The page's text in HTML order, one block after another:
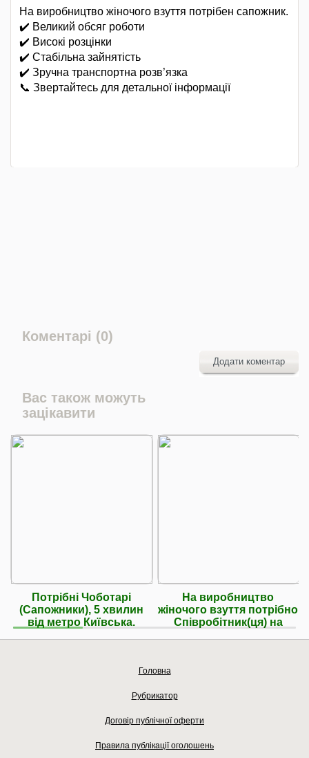
На виробництво жіночого взуття потрібен сапожник.
✔️ Великий обсяг роботи
✔️ Високі розцінки
✔️ Стабільна зайнятість
✔️ Зручна транспортна розв’язка
📞 Звертайтесь для детальної інформації
Коментарі (0)
Додати коментар
Вас також можуть
зацікавити
Потрібні Чоботарі
(Сапожники), 5 хвилин
від метро Київська.
На виробництво
жіночого взуття потрібно
Співробітник(ця) на
Головна
Рубрикатор
Договір публічної оферти
Правила публікації оголошень